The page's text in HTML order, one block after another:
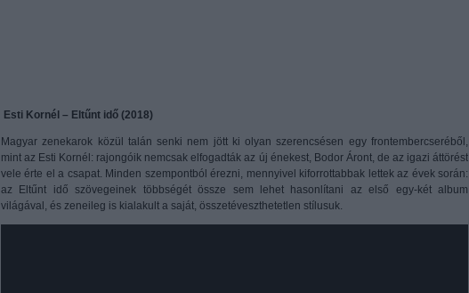
Esti Kornél – Eltűnt idő (2018)
Magyar zenekarok közül talán senki nem jött ki olyan szerencsésen egy frontembercseréből,
mint az Esti Kornél: rajongóik nemcsak elfogadták az új énekest, Bodor Áront, de az igazi áttörést
vele érte el a csapat. Minden szempontból érezni, mennyivel kiforrottabbak lettek az évek során:
az Eltűnt idő szövegeinek többségét össze sem lehet hasonlítani az első egy-két album
világával, és zeneileg is kialakult a saját, összetéveszthetetlen stílusuk.